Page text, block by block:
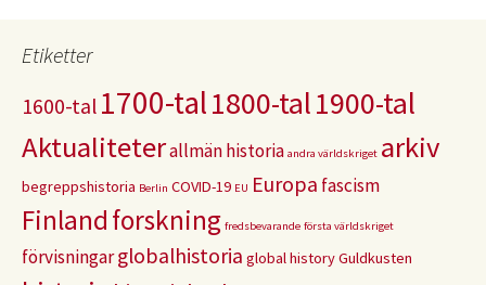
Etiketter
1600-tal 1700-tal1800-tal1900-tal
Aktualiteterallmän historia andra världskriget arkiv
begreppshistoria Berlin COVID-19 EU Europa fascism
Finlandforskning fredsbevarande första världskriget
förvisningarglobalhistoria global historyGuldkusten